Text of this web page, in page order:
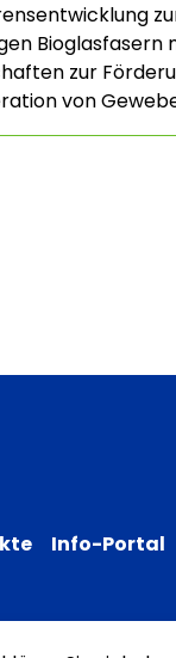
Bioglasfasern
zur
von
Info-Portal